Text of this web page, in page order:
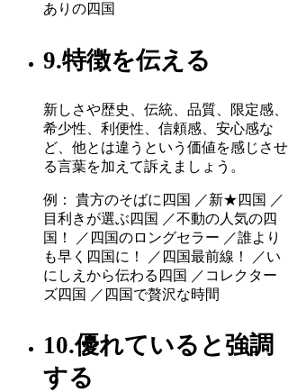
ありの四国
9.特徴を伝える
新しさや歴史、伝統、品質、限定感、
希少性、利便性、信頼感、安心感な
ど、他とは違うという価値を感じさせ
る言葉を加えて訴えましょう。
例： 貴方のそばに四国 ／新★四国 ／
目利きが選ぶ四国 ／不動の人気の四
国！ ／四国のロングセラー ／誰より
も早く四国に！ ／四国最前線！ ／い
にしえから伝わる四国 ／コレクター
ズ四国 ／四国で贅沢な時間
10.優れていると強調
する